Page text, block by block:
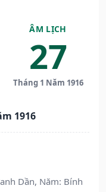
ÂM LỊCH
27
Tháng 1 Năm 1916
1916
Dần, Năm: Bính